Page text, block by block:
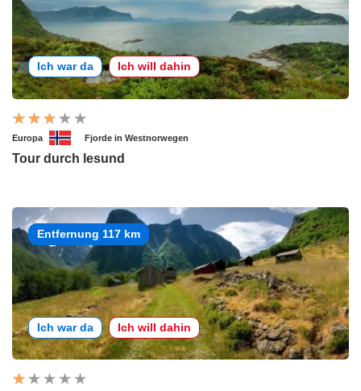
Ich war da Ich will dahin
Europa Fjorde in Westnorwegen
Tour durch lesund
Entfernung 117 km
Ich war da Ich will dahin